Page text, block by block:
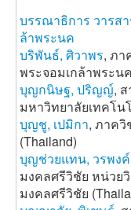
บรรณาธิการ วารส
ล้าพระนค
บริพันธ์, ศิวาพร, ภา
พระจอมเกล้าพระน
บุญกนิษฐ, ปริญญ์,
มหาวิทยาลัยเทคโน
บุญชู, เปมิกา, ภาค
(Thailand)
บุญช่วยแทน, วรพงค์
มงคลศรีวิชัย หน่วย
มงคลศรีวิชัย